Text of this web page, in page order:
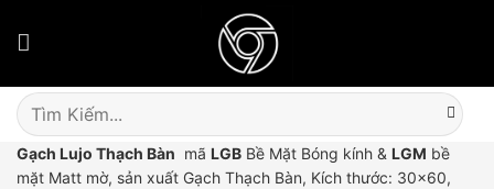
Tìm
kiếm:
Gạch Lujo Thạch Bàn mã LGB Bề Mặt Bóng kính & LGM bề
mặt Matt mờ, sản xuất Gạch Thạch Bàn, Kích thước: 30×60,